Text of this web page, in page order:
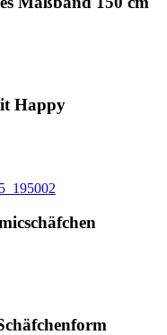
Happy